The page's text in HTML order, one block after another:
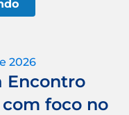
2026
Encontro
com foco no